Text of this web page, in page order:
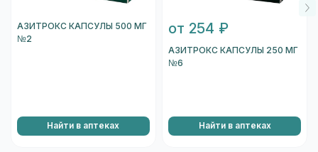
АЗИТРОКС КАПСУЛЫ 500 МГ
№2
Найти в аптеках
от 254 ₽
АЗИТРОКС КАПСУЛЫ 250 МГ
№6
Найти в аптеках